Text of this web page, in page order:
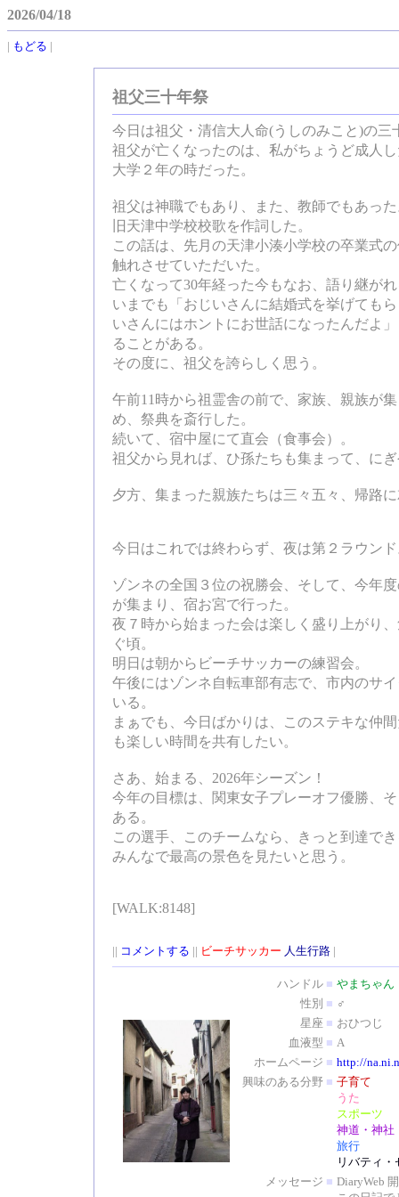
2026/04/18
| もどる |
祖父三十年祭
今日は祖父・清信大人命(うしのみこと)の三
祖父が亡くなったのは、私がちょうど成人
大学２年の時だった。
祖父は神職でもあり、また、教師でもあっ
旧天津中学校校歌を作詞した。
この話は、先月の天津小湊小学校の卒業式
触れさせていただいた。
亡くなって30年経った今もなお、語り継が
いまでも「おじいさんに結婚式を挙げても
いさんにはホントにお世話になったんだよ
ることがある。
その度に、祖父を誇らしく思う。
午前11時から祖霊舎の前で、家族、親族が
め、祭典を斎行した。
続いて、宿中屋にて直会（食事会）。
祖父から見れば、ひ孫たちも集まって、に
夕方、集まった親族たちは三々五々、帰路
今日はこれでは終わらず、夜は第２ラウン
ゾンネの全国３位の祝勝会、そして、今年
が集まり、宿お宮で行った。
夜７時から始まった会は楽しく盛り上がり
ぐ頃。
明日は朝からビーチサッカーの練習会。
午後にはゾンネ自転車部有志で、市内のサ
いる。
まぁでも、今日ばかりは、このステキな仲
も楽しい時間を共有したい。
さあ、始まる、2026年シーズン！
今年の目標は、関東女子プレーオフ優勝、
ある。
この選手、このチームなら、きっと到達で
みんなで最高の景色を見たいと思う。
[WALK:8148]
|| コメントする || ビーチサッカー 人生行路|
ハンドル ■ やまちゃん
性別 ■ ♂
星座 ■ おひつじ
血液型 ■ A
ホームページ ■ http://
興味のある分野 ■ 子育て
うた
スポーツ
神道・神社
旅行
リバティ
メッセージ ■ DiaryWeb